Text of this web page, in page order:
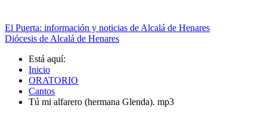
El Puerta: información y noticias de Alcalá de Henares
Diócesis de Alcalá de Henares
Está aquí:
Inicio
ORATORIO
Cantos
Tú mi alfarero (hermana Glenda). mp3